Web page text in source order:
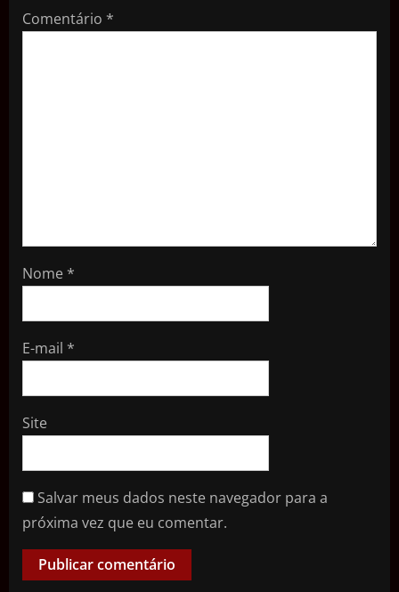
Comentário *
Nome *
E-mail *
Site
Salvar meus dados neste navegador para a
próxima vez que eu comentar.